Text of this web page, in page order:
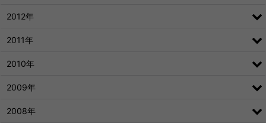
2012年
2011年
2010年
2009年
2008年